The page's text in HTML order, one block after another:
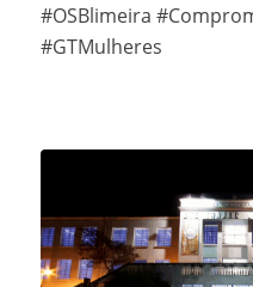
#OSBlimeira
#GTMulheres